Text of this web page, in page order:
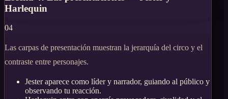
Harlequin
04
Las carpas de presentación muestran la jerarquía del circo y el
contraste entre personajes.
Jester aparece como líder y narrador, guiando al público y
observando tu reacción.